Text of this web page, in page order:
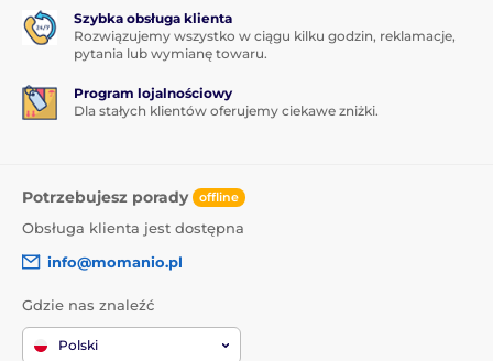
Szybka obsługa klienta
Rozwiązujemy wszystko w ciągu kilku godzin, reklamacje,
pytania lub wymianę towaru.
Program lojalnościowy
Dla stałych klientów oferujemy ciekawe zniżki.
Potrzebujesz porady offline
Obsługa klienta jest dostępna
info@momanio.pl
Gdzie nas znaleźć
Polski